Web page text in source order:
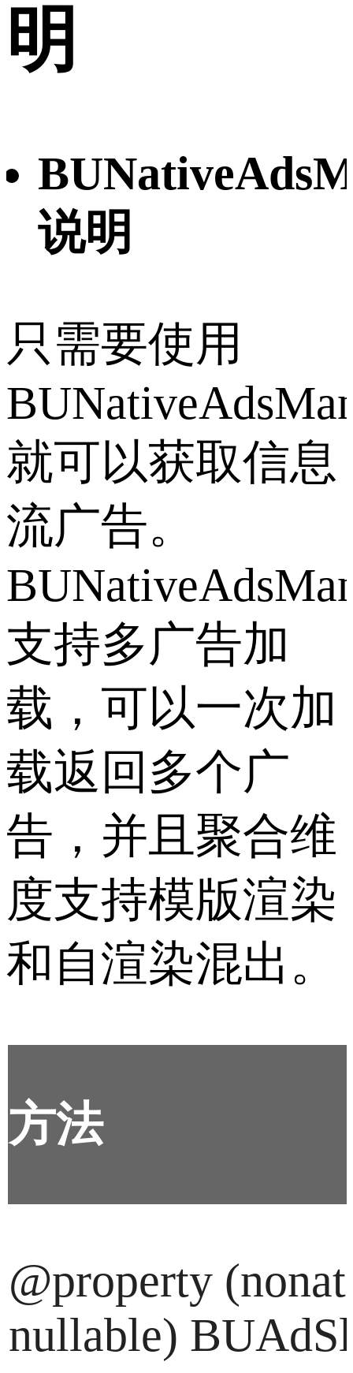
明
说明
只需要使用
就可以获取信息
流广告。
支持多广告加
载，可以一次加
载返回多个广
告，并且聚合维
度支持模版渲染
和自渲染混出。
方法
@property
nullable)